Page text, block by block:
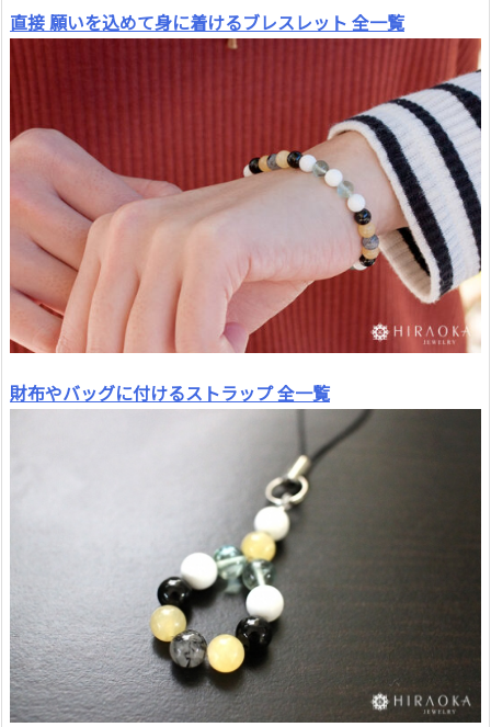
直接 願いを込めて身に着けるブレスレット 全一覧
財布やバッグに付けるストラップ 全一覧